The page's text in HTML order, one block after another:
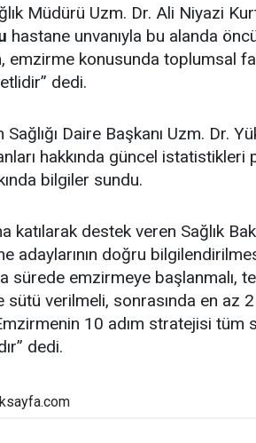
Müdürü Uzm. Dr. Ali Niyazi
hastane unvanıyla bu alanda
emzirme konusunda toplumsal
dedi.
Sağlığı Daire Başkanı Uzm. Dr.
hakkında güncel istatistikleri
bilgiler sundu.
katılarak destek veren Sağlık
adaylarının doğru
sürede emzirmeye başlanmalı,
sütü verilmeli, sonrasında en az
10 adım stratejisi tüm
dedi.